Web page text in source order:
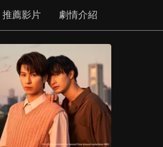
推薦影片 劇情介紹